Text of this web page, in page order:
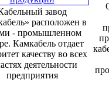
завод
расположен в
- промышленном
Камкабель отдает
качеству во всех
деятельности
предприятия